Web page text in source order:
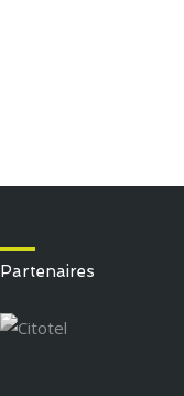
Partenaires